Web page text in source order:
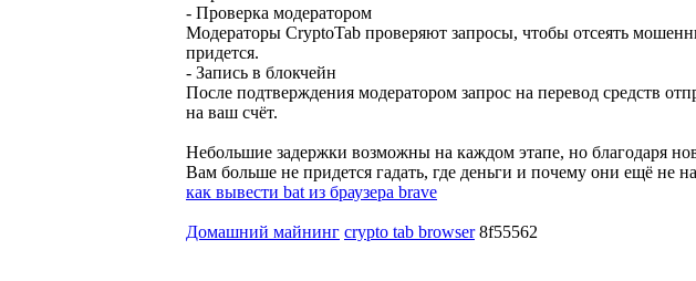
- Проверка модератором
Модераторы CryptoTab проверяют запросы, чтобы отсеять
придется.
- Запись в блокчейн
После подтверждения модератором запрос на перевод средств
на ваш счёт.
Небольшие задержки возможны на каждом этапе, но благодаря
Вам больше не придется гадать, где деньги и почему они ещё не
как вывести bat из браузера brave
Домашний майнинг crypto tab browser8f55562